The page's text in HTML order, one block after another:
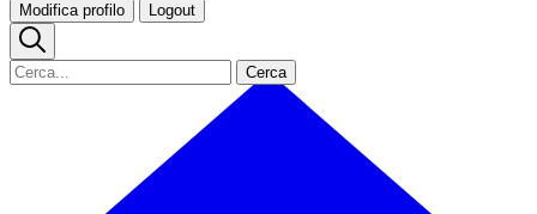
Modifica profilo Logout
Cerca